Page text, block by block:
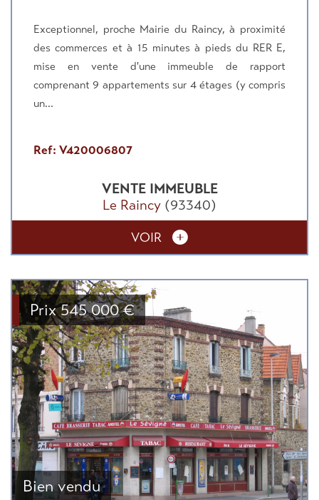
Exceptionnel, proche Mairie du Raincy, à proximité
des commerces et à 15 minutes à pieds du RER E,
mise en vente d'une immeuble de rapport
comprenant 9 appartements sur 4 étages (y compris
un...
Ref: V420006807
VENTE IMMEUBLE
Le Raincy (93340)
VOIR
Bien vendu
Prix 545 000 €